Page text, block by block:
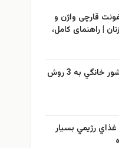
قارچی واژن و
| راهنمای کامل،
طرز تهيه خیار شور خانگي به 3 روش
8 نوع غذاي رژيمي بسيار